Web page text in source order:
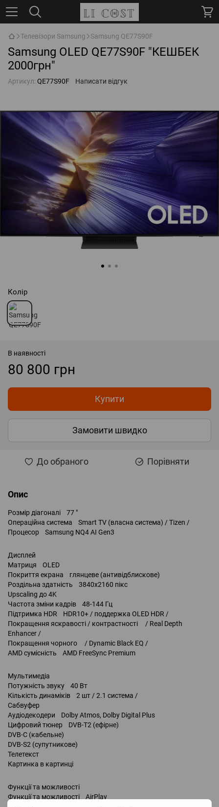
Телевізори Samsung Samsung QE77S90F
Samsung OLED QE77S90F "КЕШБЕК
2000грн"
Артикул: QE77S90F Написати відгук
Колір
В наявності
80 800 грн
Купити
Замовити швидко
До обраного Порівняти
Опис
Розмір діагоналі 77 "
Операційна система Smart TV (власна система) / Tizen /
Процесор Samsung NQ4 AI Gen3
Дисплей
Матриця OLED
Покриття екрана глянцеве (антивідблискове)
Роздільна здатність 3840x2160 пікс
Upscaling до 4K
Частота зміни кадрів 48-144 Гц
Підтримка HDR HDR10+ / поддержка OLED HDR /
Покращення яскравості / контрастності / Real Depth
Enhancer /
Покращення чорного / Dynamic Black EQ /
AMD сумісність AMD FreeSync Premium
Мультимедіа
Потужність звуку 40 Вт
Кількість динаміків 2 шт / 2.1 система /
Сабвуфер
Аудіодекодери Dolby Atmos, Dolby Digital Plus
Цифровий тюнер DVB-T2 (ефірне)
DVB-C (кабельне)
DVB-S2 (супутникове)
Телетекст
Картинка в картинці
Функції та можливості
Функції та можливості AirPlay